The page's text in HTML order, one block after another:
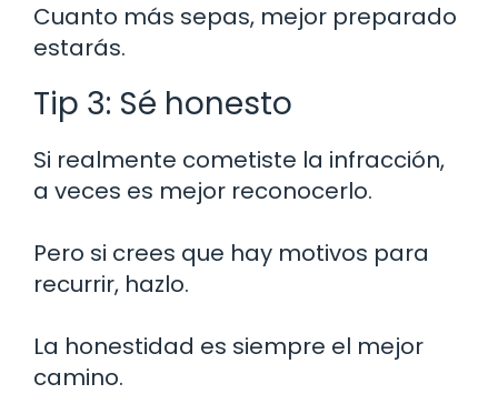
Cuanto más sepas, mejor preparado
estarás.
Tip 3: Sé honesto
Si realmente cometiste la infracción,
a veces es mejor reconocerlo.
Pero si crees que hay motivos para
recurrir, hazlo.
La honestidad es siempre el mejor
camino.